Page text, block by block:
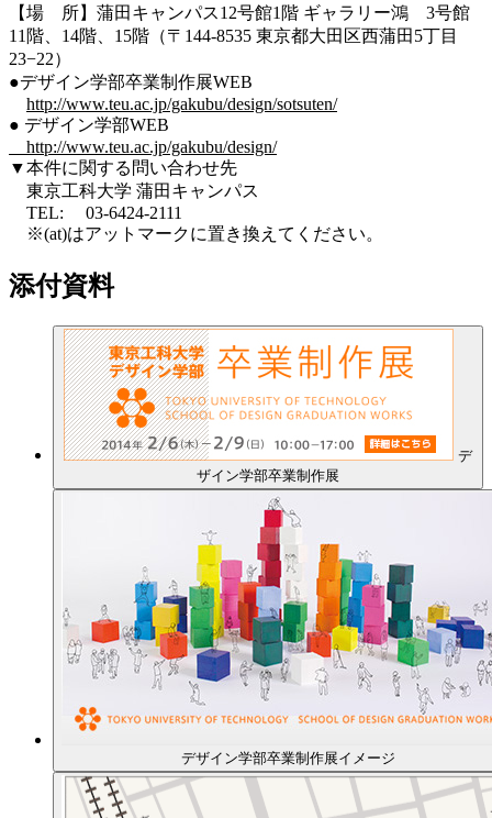
【場 所】蒲田キャンパス12号館1階 ギャラリー鴻 3号館
11階、14階、15階（〒144-8535 東京都大田区西蒲田5丁目
23−22）
●デザイン学部卒業制作展WEB
http://www.teu.ac.jp/gakubu/design/sotsuten/
● デザイン学部WEB
http://www.teu.ac.jp/gakubu/design/
▼本件に関する問い合わせ先
東京工科大学 蒲田キャンパス
TEL: 03-6424-2111
※(at)はアットマークに置き換えてください。
添付資料
デ
ザイン学部卒業制作展
デザイン学部卒業制作展イメージ